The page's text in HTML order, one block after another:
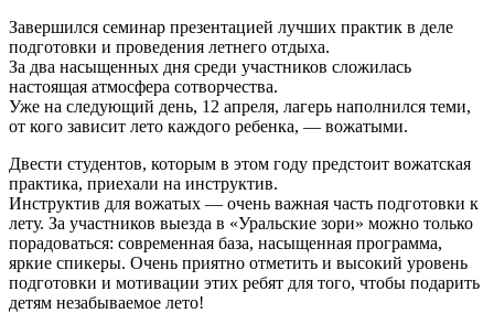
Завершился семинар презентацией лучших практик в деле
подготовки и проведения летнего отдыха.
За два насыщенных дня среди участников сложилась
настоящая атмосфера сотворчества.
Уже на следующий день, 12 апреля, лагерь наполнился теми,
от кого зависит лето каждого ребенка, — вожатыми.
Двести студентов, которым в этом году предстоит вожатская
практика, приехали на инструктив.
Инструктив для вожатых — очень важная часть подготовки к
лету. За участников выезда в «Уральские зори» можно только
порадоваться: современная база, насыщенная программа,
яркие спикеры. Очень приятно отметить и высокий уровень
подготовки и мотивации этих ребят для того, чтобы подарить
детям незабываемое лето!